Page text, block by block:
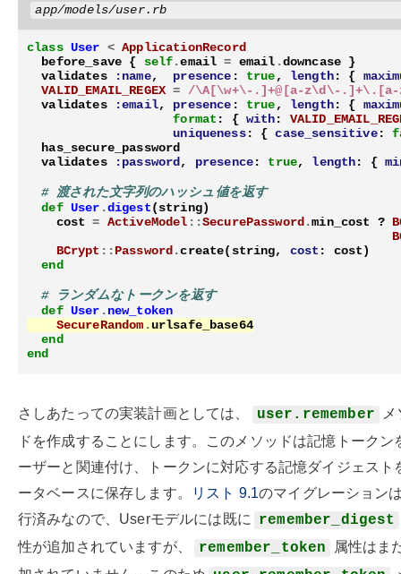
app/models/user.rb
class User < ApplicationRecord
before_save { self.email = email .downcase }
validates
:name, presence : true, length: {
VALID_EMAIL_REGEX =
/\A[\w+\-.]+@[a-z\d\-
validates
:email, presence : true, length: {
format : { with:
uniqueness: { case_sensitive:
has_secure_password
validates
:password, presence: true, length: {
# 渡された文字列のハッシュ値を返す
def User .digest(string)
cost = ActiveModel ::SecurePassword.min_cost ?
BCrypt ::Password.create( string, cost : cost)
end
# ランダムなトークンを返す
def User .new_token
SecureRandom .urlsafe_base64
end
end
さしあたっての実装計画としては、 user.remember
ドを作成することにします。このメソッドは記憶トークン
ーザーと関連付け、トークンに対応する記憶ダイジェスト
ータベースに保存します。
リスト 9.1のマイグレーション
行済みなので、Userモデルには既に
remember_digest
性が追加されていますが、 remember_token
属性はま